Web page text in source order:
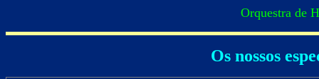
Orquestra de
Os nossos